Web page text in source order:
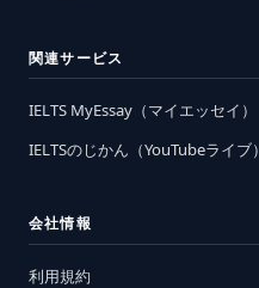
関連サービス
IELTS MyEssay（マイエッセイ）
IELTSのじかん（YouTubeライブ）
会社情報
利用規約